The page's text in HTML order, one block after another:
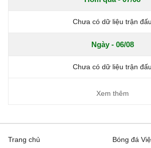
Chưa có dữ liệu trận đấu
Ngày - 06/08
Chưa có dữ liệu trận đấu
Xem thêm
Trang chủ
Bóng đá